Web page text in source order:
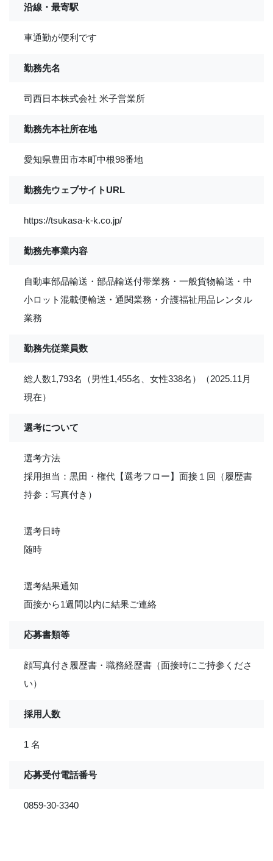
沿線・最寄駅
車通勤が便利です
勤務先名
司西日本株式会社 米子営業所
勤務先本社所在地
愛知県豊田市本町中根98番地
勤務先ウェブサイトURL
https://tsukasa-k-k.co.jp/
勤務先事業内容
自動車部品輸送・部品輸送付帯業務・一般貨物輸送・中
小ロット混載便輸送・通関業務・介護福祉用品レンタル
業務
勤務先従業員数
総人数1,793名（男性1,455名、女性338名）（2025.11月
現在）
選考について
選考方法
採用担当：黒田・権代【選考フロー】面接１回（履歴書
持参：写真付き）
選考日時
随時
選考結果通知
面接から1週間以内に結果ご連絡
応募書類等
顔写真付き履歴書・職務経歴書（面接時にご持参くださ
い）
採用人数
1 名
応募受付電話番号
0859-30-3340